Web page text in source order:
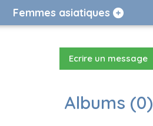
Femmes asiatiques
Ecrire un message
Albums (0)